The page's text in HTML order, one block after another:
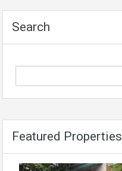
Search
Featured Properties